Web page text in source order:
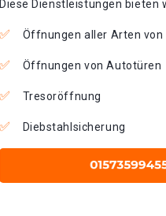
Diese Dienstleistungen bieten
Öffnungen aller Arten von
Öffnungen von Autotüren
Tresoröffnung
Diebstahlsicherung